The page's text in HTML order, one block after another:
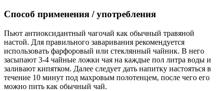
Способ применения / употребления
Пьют антиоксидантный чагочай как обычный травяной
настой. Для правильного заваривания рекомендуется
использовать фарфоровый или стеклянный чайник. В него
засыпают 3-4 чайные ложки чая на каждые пол литра воды и
заливают кипятком. Далее следует дать напитку настояться в
течение 10 минут под махровым полотенцем, после чего его
можно пить как обычный чай.